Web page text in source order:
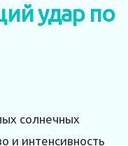
удар по
солнечных
и интенсивность